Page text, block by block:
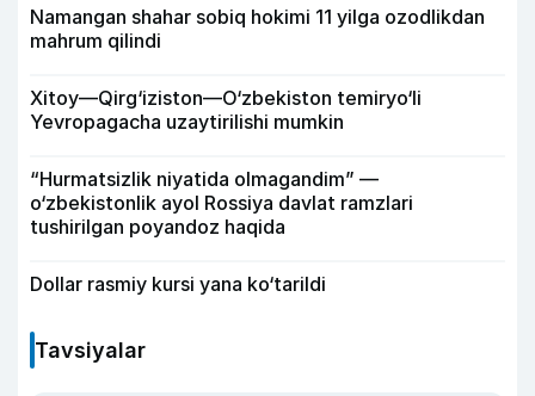
Namangan shahar sobiq hokimi 11 yilga ozodlikdan
mahrum qilindi
Xitoy—Qirg‘iziston—O‘zbekiston temiryo‘li
Yevropagacha uzaytirilishi mumkin
“Hurmatsizlik niyatida olmagandim” —
o‘zbekistonlik ayol Rossiya davlat ramzlari
tushirilgan poyandoz haqida
Dollar rasmiy kursi yana ko‘tarildi
Tavsiyalar